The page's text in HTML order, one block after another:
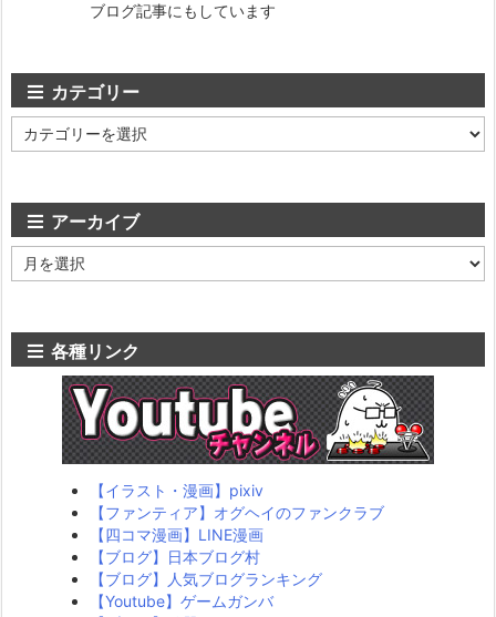
ブログ記事にもしています
カテゴリー
テ
アーカイブ
ー
各種リンク
【イラスト・漫画】pixiv
【ファンティア】オグヘイのファンクラブ
【四コマ漫画】LINE漫画
【ブログ】日本ブログ村
【ブログ】人気ブログランキング
【Youtube】ゲームガンバ